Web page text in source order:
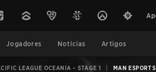
Jogadores Notícias Artigos
LEAGUE OCEANIA - STAGE 1 MAN